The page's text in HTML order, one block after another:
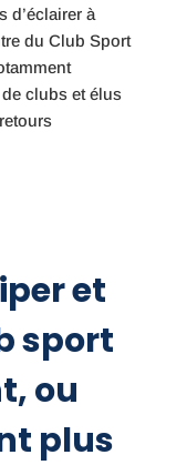
d’éclairer à
du Club Sport
clubs et élus
et
sport
ou
plus